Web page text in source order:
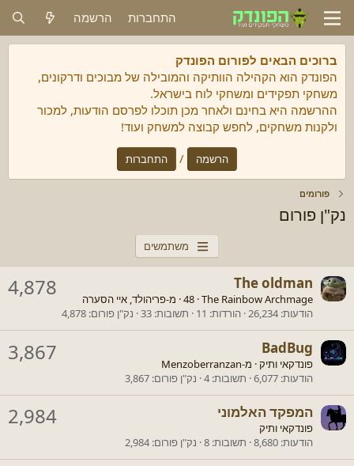
התחברות הרשמה
ברוכים הבאים לפורום הפונדק
הפונדק הוא הקהילה הוותיקה והמובילה של מבוכים ודרקונים,
משחקי תפקידים ומשחקי לוח בישראל.
ההרשמה היא בחינם ולאחר מכן תוכלו לפרסם הודעות, למכור
ולקנות משחקים, לחפש קבוצה למשחק ועוד!
הרשמה / התחברות
פורומים
נק"ן פורום
משתמשים
4,878 The oldman
The Rainbow Archmage
·
· מ-פריהולד, איי הסערה
הודעות 26,234 הורדות 11 תשובות 33 נק"ן פורום 4,878
3,867 BadBug
פונדקאי ותיק· מ-Menzoberranzan
הודעות 6,077 תשובות 4 נק"ן פורום 3,867
2,984 המפקד האלמוני
פונדקאי ותיק
הודעות 8,680 תשובות 8 נק"ן פורום 2,984